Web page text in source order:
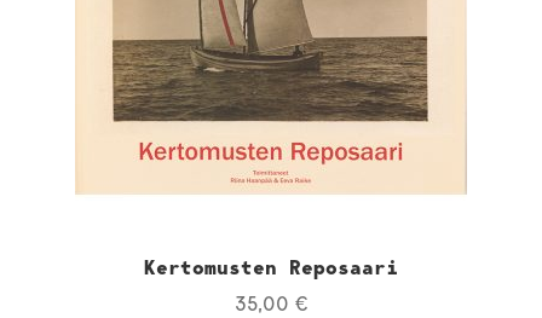
Kertomusten Reposaari
35,00 €